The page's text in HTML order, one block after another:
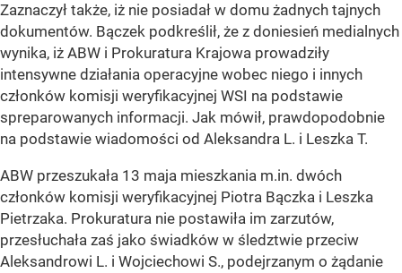
Zaznaczył także, iż nie posiadał w domu żadnych tajnych
dokumentów. Bączek podkreślił, że z doniesień medialnych
wynika, iż ABW i Prokuratura Krajowa prowadziły
intensywne działania operacyjne wobec niego i innych
członków komisji weryfikacyjnej WSI na podstawie
spreparowanych informacji. Jak mówił, prawdopodobnie
na podstawie wiadomości od Aleksandra L. i Leszka T.
ABW przeszukała 13 maja mieszkania m.in. dwóch
członków komisji weryfikacyjnej Piotra Bączka i Leszka
Pietrzaka. Prokuratura nie postawiła im zarzutów,
przesłuchała zaś jako świadków w śledztwie przeciw
Aleksandrowi L. i Wojciechowi S., podejrzanym o żądanie